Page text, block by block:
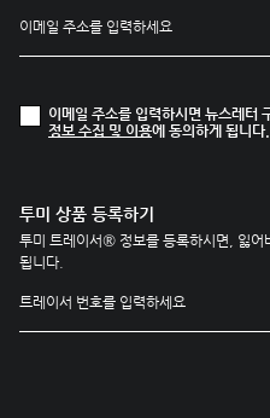
이메일 주소를 입력하시면 뉴스레터
정보 수집 및 이용에 동의하게 됩니다.
투미 상품 등록하기
투미 트레이서® 정보를 등록하시면, 잃어
됩니다.